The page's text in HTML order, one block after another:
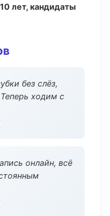
лет, кандидаты
без слёз,
ходим с
онлайн, всё